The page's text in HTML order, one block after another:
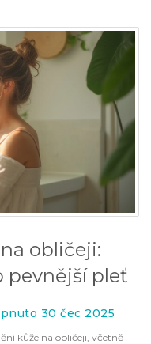
obličeji:
pevnější pleť
30 čec 2025
kůže na obličeji, včetně